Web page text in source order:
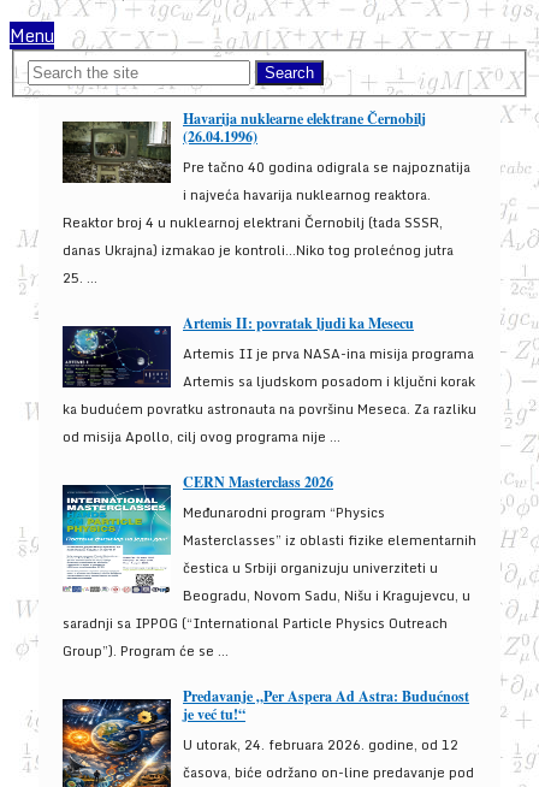
Menu
Havarija nuklearne elektrane Černobilj
(26.04.1996)
Pre tačno 40 godina odigrala se najpoznatija
i najveća havarija nuklearnog reaktora.
Reaktor broj 4 u nuklearnoj elektrani Černobilj (tada SSSR,
danas Ukrajna) izmakao je kontroli...Niko tog prolećnog jutra
25. ...
Artemis II: povratak ljudi ka Mesecu
Artemis II je prva NASA-ina misija programa
Artemis sa ljudskom posadom i ključni korak
ka budućem povratku astronauta na površinu Meseca. Za razliku
od misija Apollo, cilj ovog programa nije ...
CERN Masterclass 2026
Međunarodni program “Physics
Masterclasses” iz oblasti fizike elementarnih
čestica u Srbiji organizuju univerziteti u
Beogradu, Novom Sadu, Nišu i Kragujevcu, u
saradnji sa IPPOG (“International Particle Physics Outreach
Group”). Program će se ...
Predavanje „Per Aspera Ad Astra: Budućnost
je već tu!“
U utorak, 24. februara 2026. godine, od 12
časova, biće održano on-line predavanje pod